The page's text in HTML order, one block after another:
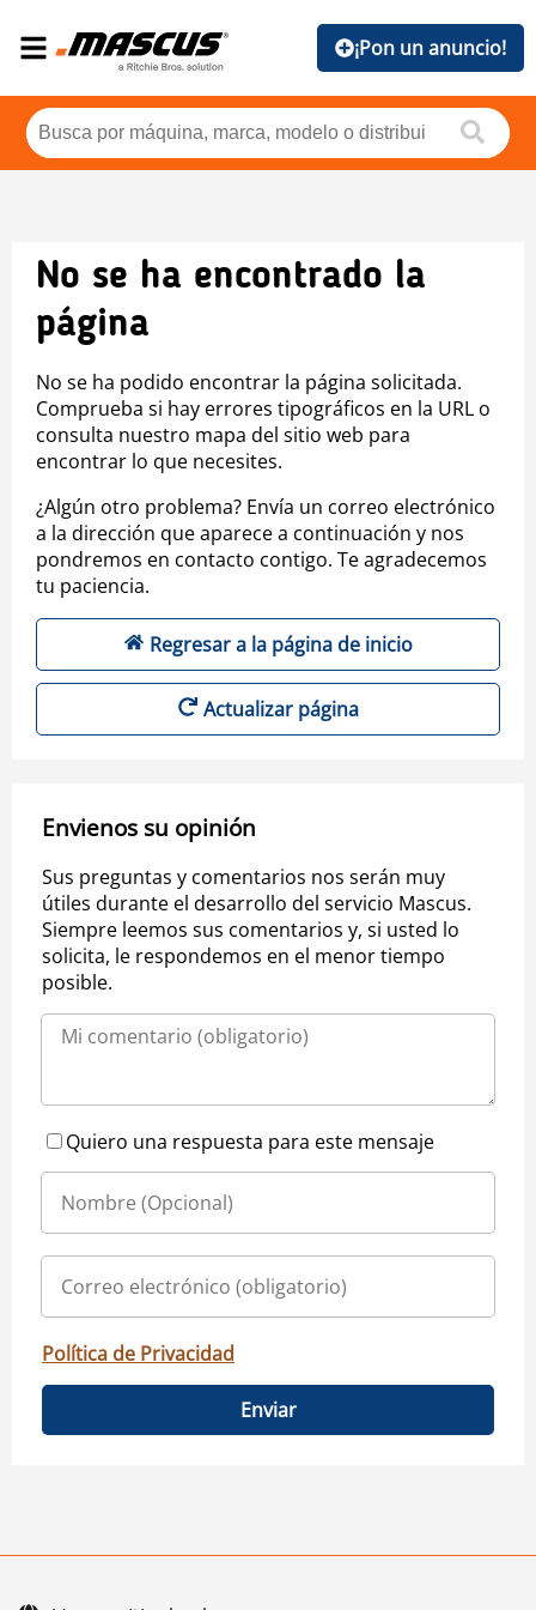
¡Pon un anuncio!
No se ha encontrado la
página
No se ha podido encontrar la página solicitada.
Comprueba si hay errores tipográficos en la URL o
consulta nuestro mapa del sitio web para
encontrar lo que necesites.
¿Algún otro problema? Envía un correo electrónico
a la dirección que aparece a continuación y nos
pondremos en contacto contigo. Te agradecemos
tu paciencia.
Regresar a la página de inicio
Actualizar página
Envienos su opinión
Sus preguntas y comentarios nos serán muy
útiles durante el desarrollo del servicio Mascus.
Siempre leemos sus comentarios y, si usted lo
solicita, le respondemos en el menor tiempo
posible.
Quiero una respuesta para este mensaje
Política de Privacidad
Enviar